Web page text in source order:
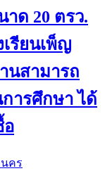
ด 20 ตรว.
รียนเพ็ญ
นสามารถ
ารศึกษา ได้
อ
คร